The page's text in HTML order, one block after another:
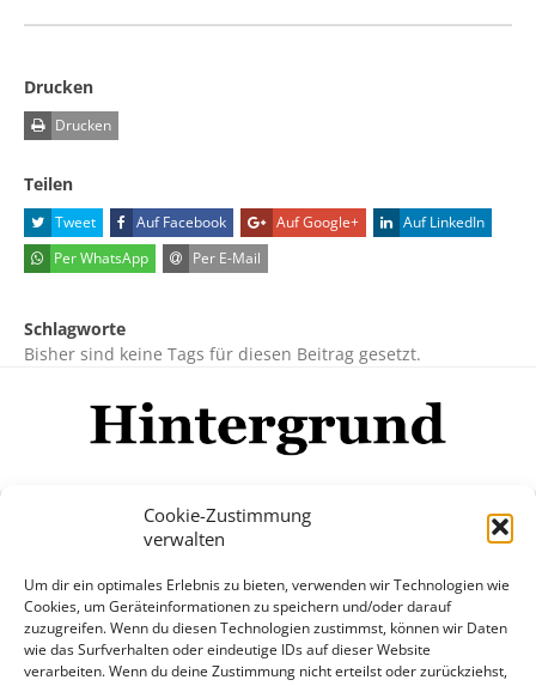
Cookie-Zustimmung
verwalten
Um dir ein optimales Erlebnis zu bieten, verwenden wir Technologien wie
Cookies, um Geräteinformationen zu speichern und/oder darauf
zuzugreifen. Wenn du diesen Technologien zustimmst, können wir Daten
wie das Surfverhalten oder eindeutige IDs auf dieser Website
verarbeiten. Wenn du deine Zustimmung nicht erteilst oder zurückziehst,
Drucken
Drucken
Teilen
Tweet Auf Facebook Auf Google+
Auf LinkedIn
Per WhatsApp
Per E-Mail
Schlagworte
Bisher sind keine Tags für diesen Beitrag gesetzt.
Mehr
© Copyright Hintergrund.de, 2015 - 2026